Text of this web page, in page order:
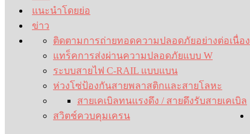
แนะนำโดยย่อ
ข่าว
ติดตามการถ่ายทอดความปลอดภัยอย่างต่อเนื่อง
แทร็คการส่งผ่านความปลอดภัยแบบ W
ระบบสายไฟ C-RAIL แบบแบน
ห่วงโซ่ป้องกันสายพลาสติกและสายโลหะ
รับสายเคเบิล
สายเคเบิลทนแรงดึง / สายดึง
สวิตช์ควบคุมเครน